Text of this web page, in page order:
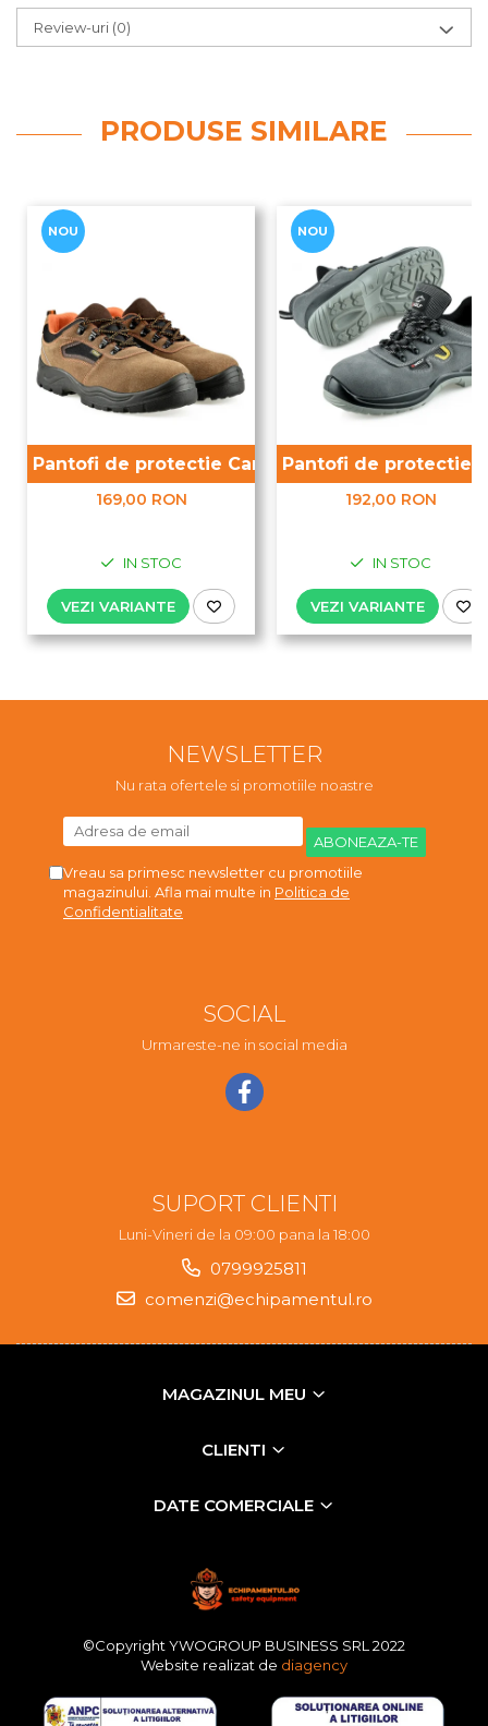
Review-uri (0)
PRODUSE SIMILARE
NOU
Pantofi de protectie Camel S1P
169,00 RON
IN STOC
VEZI VARIANTE
NOU
Pantofi de protectie
192,00 RON
IN STOC
VEZI VARIANTE
NEWSLETTER
Nu rata ofertele si promotiile noastre
Vreau sa primesc newsletter cu promotiile
magazinului. Afla mai multe in Politica de
Confidentialitate
SOCIAL
Urmareste-ne in social media
SUPORT CLIENTI
Luni-Vineri de la 09:00 pana la 18:00
0799925811
comenzi@echipamentul.ro
MAGAZINUL MEU
CLIENTI
DATE COMERCIALE
©Copyright YWOGROUP BUSINESS SRL 2022
Website realizat de diagency